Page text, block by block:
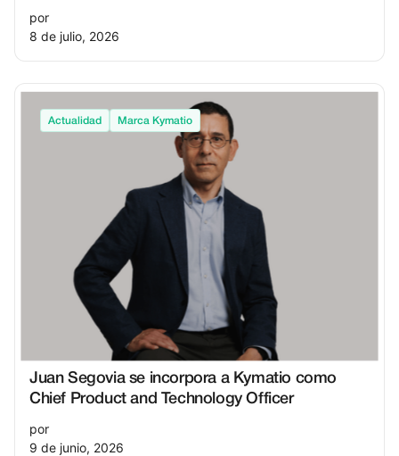
por
8 de julio, 2026
Actualidad Marca Kymatio
Juan Segovia se incorpora a Kymatio como
Chief Product and Technology Officer
por
9 de junio, 2026